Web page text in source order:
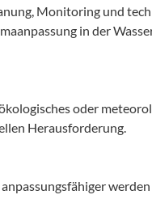
Monitoring und
in der
oder
Herausforderung.